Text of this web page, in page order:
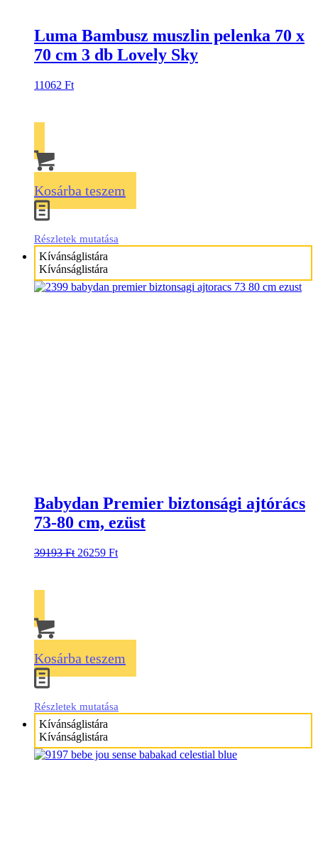
Luma Bambusz muszlin pelenka 70 x
70 cm 3 db Lovely Sky
11062 Ft
Kosárba teszem
Részletek mutatása
Kívánságlistára
Kívánságlistára
Babydan Premier biztonsági ajtórács
73-80 cm, ezüst
39193Ft 26259 Ft
Kosárba teszem
Részletek mutatása
Kívánságlistára
Kívánságlistára